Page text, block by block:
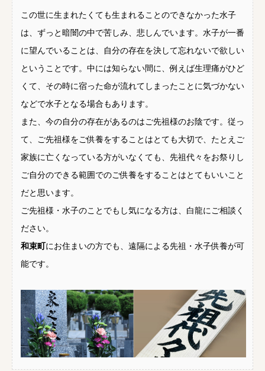
この世に生まれたくても生まれることのできなかった水子
は、ずっと暗闇の中で苦しみ、悲しんでいます。水子が一番
に望んでいることは、自分の存在を決して忘れないで欲しい
ということです。中には知らない間に、例えば生理痛がひど
くて、その時に宿った命が流れてしまったことに気づかない
などで水子となる場合もあります。
また、今の自分の存在があるのはご先祖様のお陰です。従っ
て、ご先祖様をご供養をすることはとても大切で、たとえご
家族に亡くなっている方がいなくても、先祖代々をお祭りし
ご自分のできる範囲でのご供養をすることはとてもいいこと
だと思います。
ご先祖様・水子のことでもし気になる方は、白龍にご相談く
ださい。
和束町 にお住まいの方でも、遠隔による先祖・水子供養が可
能です。